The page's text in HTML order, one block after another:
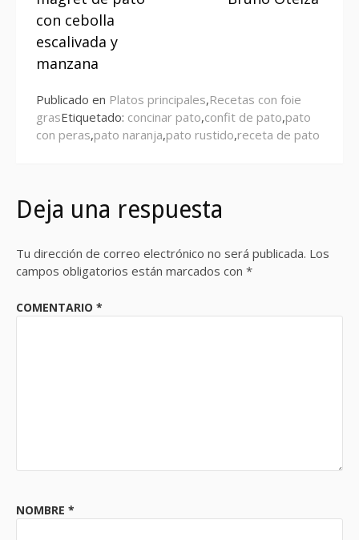
con cebolla
escalivada y
manzana
Publicado en Platos principales,Recetas con foie
grasEtiquetado: concinar pato,confit de pato,pato
con peras,pato naranja,pato rustido,receta de pato
Deja una respuesta
Tu dirección de correo electrónico no será publicada. Los
campos obligatorios están marcados con *
COMENTARIO *
NOMBRE *